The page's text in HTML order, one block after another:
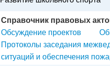
Справочник правовых
Обсуждение проектов
Протоколы заседания
ситуаций и обеспечения